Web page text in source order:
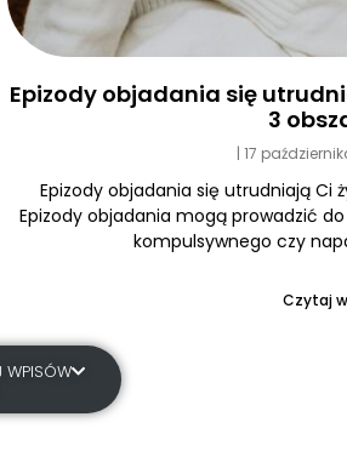
Epizody objadania się
3
17
Epizody objadania się utrudniają Ci
Epizody objadania mogą prowadzić
kompulsywnego czy
Czytaj
WPISÓW